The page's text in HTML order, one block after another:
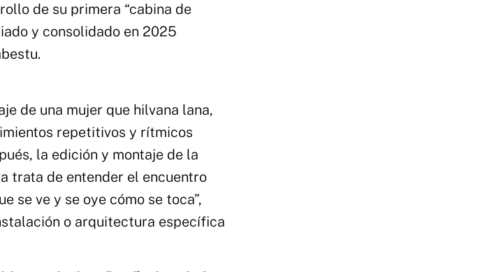
de su primera “cabina de
y consolidado en 2025
de una mujer que hilvana lana,
repetitivos y rítmicos
la edición y montaje de la
trata de entender el encuentro
se ve y se oye cómo se toca”,
o arquitectura específica